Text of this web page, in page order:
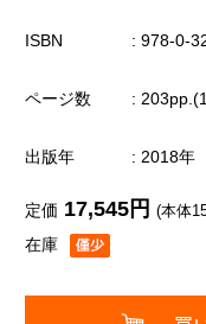
ISBN : 978-0-
ページ数 :
出版年 : 2018年
在庫
定価 17,545円 (本体